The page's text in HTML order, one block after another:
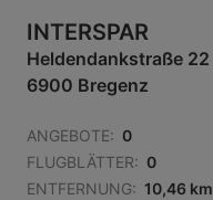
INTERSPAR
Heldendankstraße 22
6900 Bregenz
ANGEBOTE: 0
FLUGBLÄTTER: 0
ENTFERNUNG: 10,46 km